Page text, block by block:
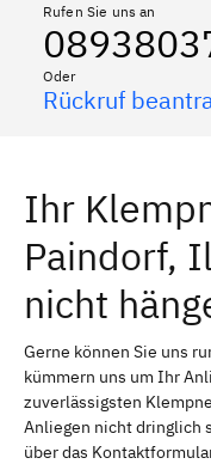
Rufen Sie uns an
Oder
Rückruf
Ihr
Paindorf,
nicht
Gerne können Sie uns
kümmern uns um Ihr
zuverlässigsten
Anliegen nicht dringlich
über das